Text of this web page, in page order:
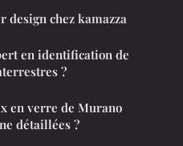
design chez kamazza
en identification de
?
en verre de Murano
détaillées ?